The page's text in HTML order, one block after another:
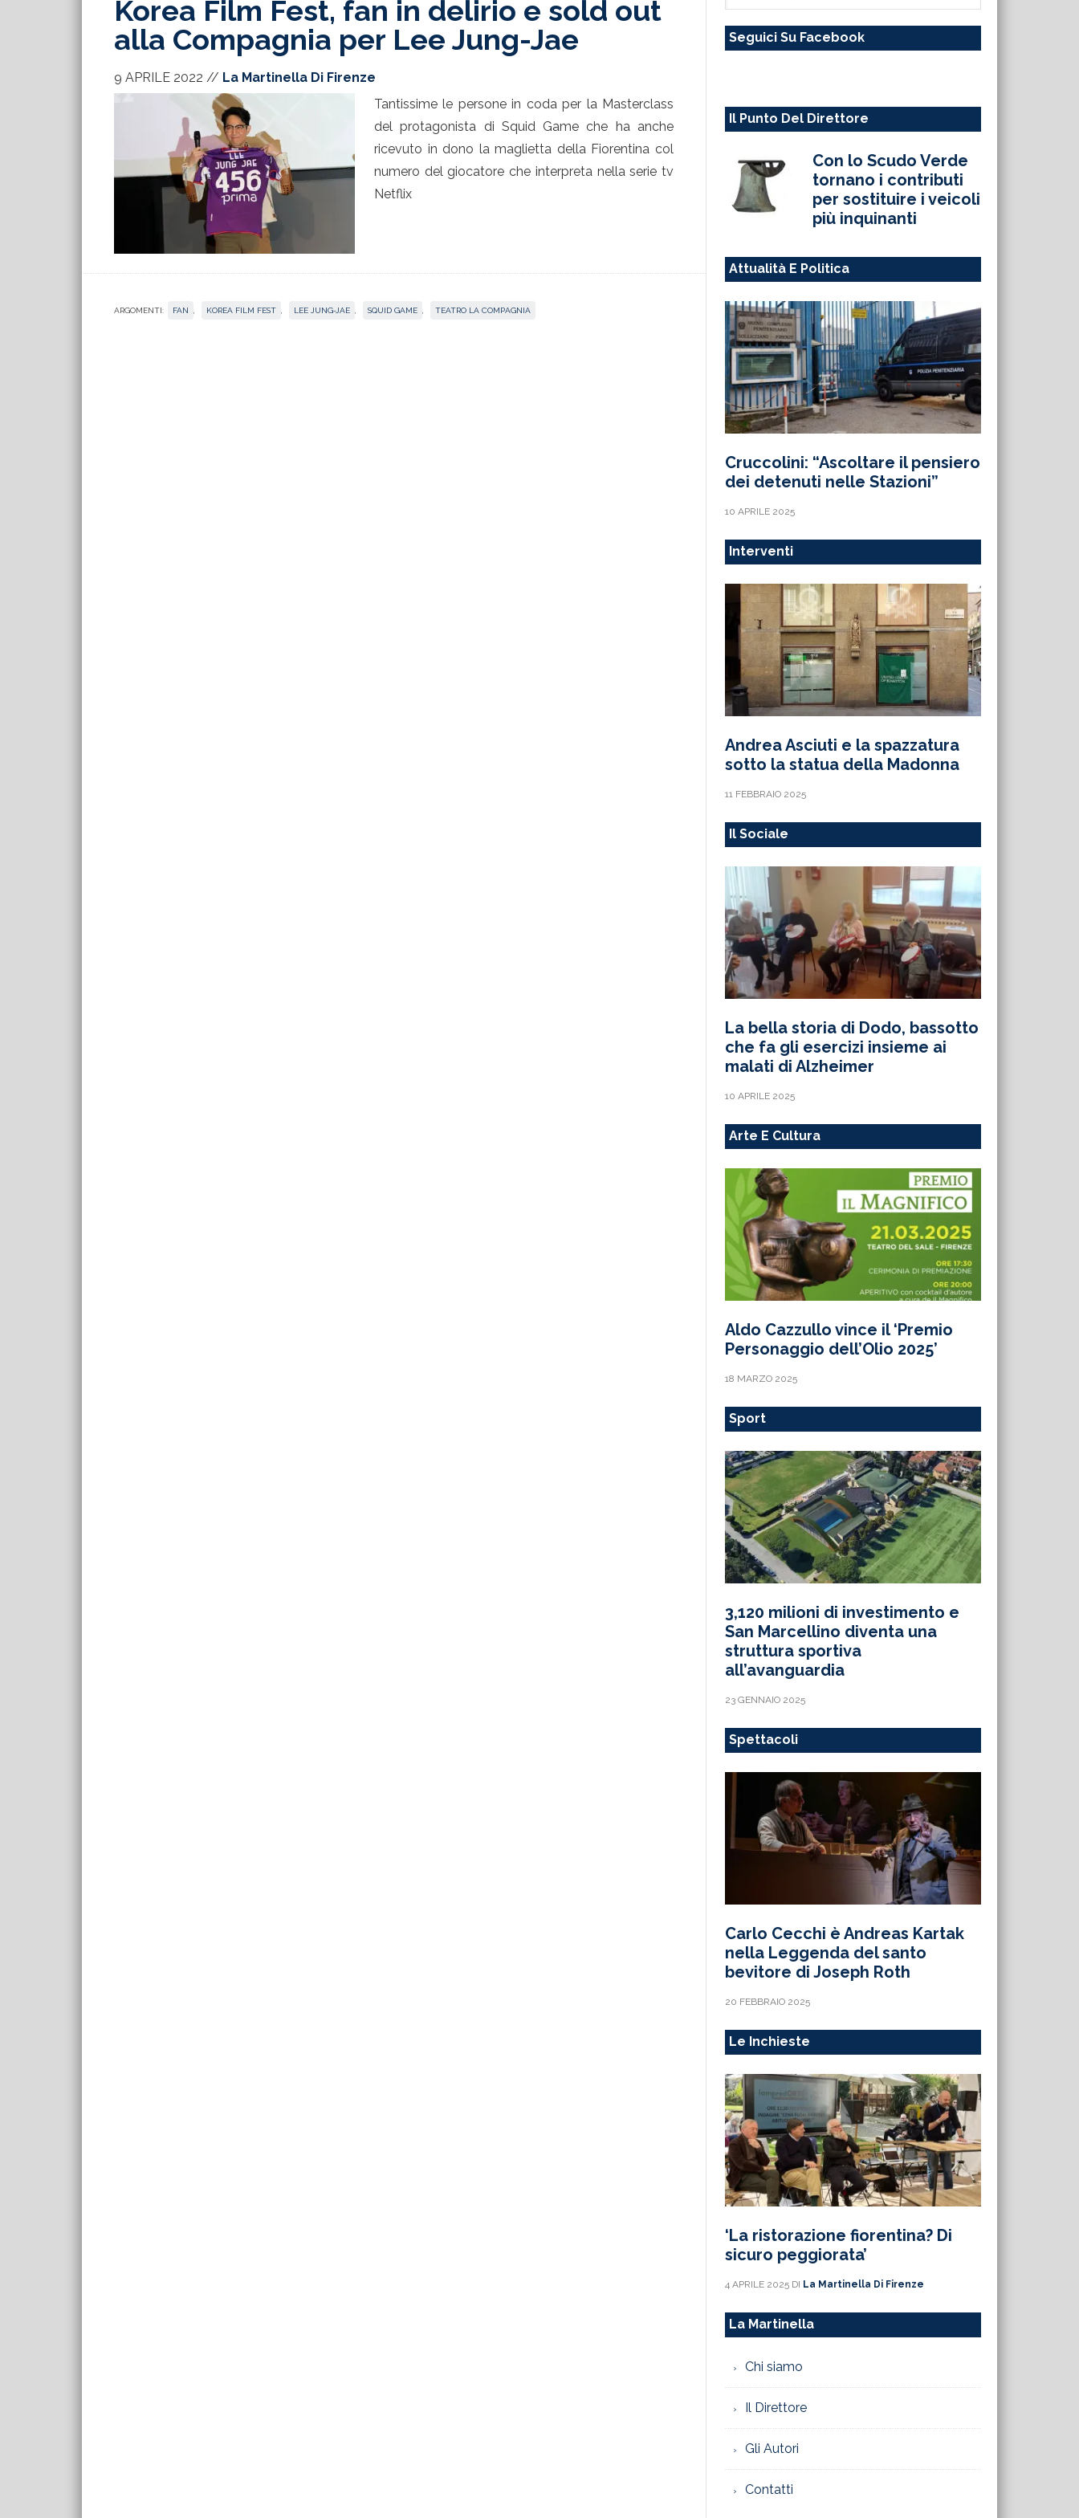
Korea Film Fest, fan in delirio e sold out
alla Compagnia per Lee Jung-Jae
9 APRILE 2022 // La Martinella Di Firenze
Tantissime le persone in coda per la Masterclass
del protagonista di Squid Game che ha anche
ricevuto in dono la maglietta della Fiorentina col
numero del giocatore che interpreta nella serie tv
Netflix
ARGOMENTI: FAN KOREA FILM FEST LEE JUNG-JAE SQUID GAME TEATRO LA COMPAGNIA
sito
Seguici Su Facebook
Il Punto Del Direttore
Con lo Scudo Verde
tornano i contributi
per sostituire i veicoli
più inquinanti
Attualità E Politica
Cruccolini: “Ascoltare il pensiero
dei detenuti nelle Stazioni”
10 APRILE 2025
Interventi
Andrea Asciuti e la spazzatura
sotto la statua della Madonna
11 FEBBRAIO 2025
Il Sociale
La bella storia di Dodo, bassotto
che fa gli esercizi insieme ai
malati di Alzheimer
10 APRILE 2025
Arte E Cultura
Aldo Cazzullo vince il ‘Premio
Personaggio dell’Olio 2025’
18 MARZO 2025
Sport
3,120 milioni di investimento e
San Marcellino diventa una
struttura sportiva
all’avanguardia
23 GENNAIO 2025
Spettacoli
Carlo Cecchi è Andreas Kartak
nella Leggenda del santo
bevitore di Joseph Roth
20 FEBBRAIO 2025
Le Inchieste
‘La ristorazione fiorentina? Di
sicuro peggiorata’
4 APRILE 2025 DI La Martinella Di Firenze
La Martinella
Chi siamo
Il Direttore
Gli Autori
Contatti